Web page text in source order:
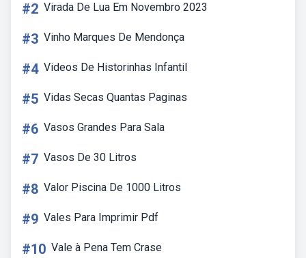
#2 Virada De Lua Em Novembro 2023
#3 Vinho Marques De Mendonça
#4 Videos De Historinhas Infantil
#5 Vidas Secas Quantas Paginas
#6 Vasos Grandes Para Sala
#7 Vasos De 30 Litros
#8 Valor Piscina De 1000 Litros
#9 Vales Para Imprimir Pdf
#10 Vale à Pena Tem Crase